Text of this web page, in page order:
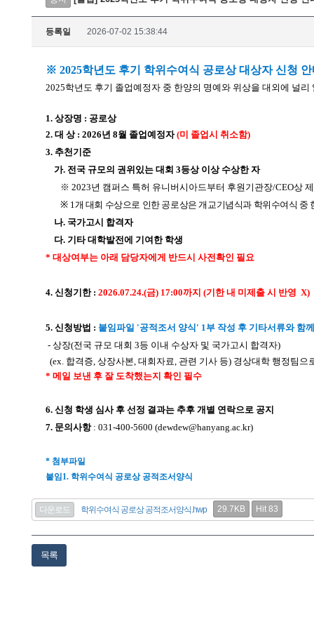
등록일 2026-07-02 15:38:44
※ 2025학년도 후기 학위수여식 공로상 대상자 신청 안
2025학년도 후기 졸업예정자 중 한양의 명예와 위상을 대외에 널
1. 상장명 : 공로상
2. 대 상 : 2026년 8월 졸업예정자(미 졸업시 취소함)
3. 추천기준
가. 전국 규모의 권위있는 대회 3등상 이상 수상한 자
※ 2023년 캠퍼스 특허 유니버시아드부터 후원기관장/CEO상
※ 1개 대회 수상으로 인한 공로상은 개교기념식과 학위수여식 중
나. 국가고시 합격자
다. 기타 대학발전에 기여한 학생
* 대상여부는 아래 담당자에게 반드시 사전확인 필요
4. 신청기한 : 2026.07.24.(금) 17:00까지 (기한 내 미제출 시 반영 X)
5. 신청방법 : 붙임파일 '공적조서 양식' 1부 작성 후 기타서류와 함
- 상장(전국 규모 대회 3등 이내 수상자 및 국가고시 합격자)
(ex. 합격증, 상장사본, 대회자료, 관련 기사 등) 경상대학 행정팀으
* 메일 보낸 후 잘 도착했는지 확인 필수
6. 신청 학생 심사 후 선정 결과는 추후 개별 연락으로 공지
7. 문의사항: 031-400-5600 (dewdew@hanyang.ac.kr)
* 첨부파일
붙임1. 학위수여식 공로상 공적조서양식
다운로드 학위수여식 공로상 공적조서양식.hwp 29.7KB Hit 83
목록